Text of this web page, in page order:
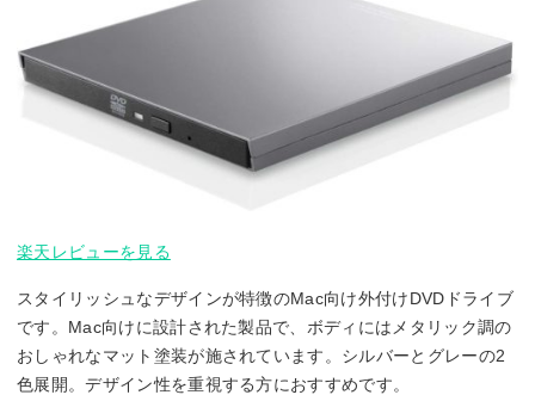
楽天レビューを見る
スタイリッシュなデザインが特徴のMac向け外付けDVDドライブ
です。Mac向けに設計された製品で、ボディにはメタリック調の
おしゃれなマット塗装が施されています。シルバーとグレーの2
色展開。デザイン性を重視する方におすすめです。